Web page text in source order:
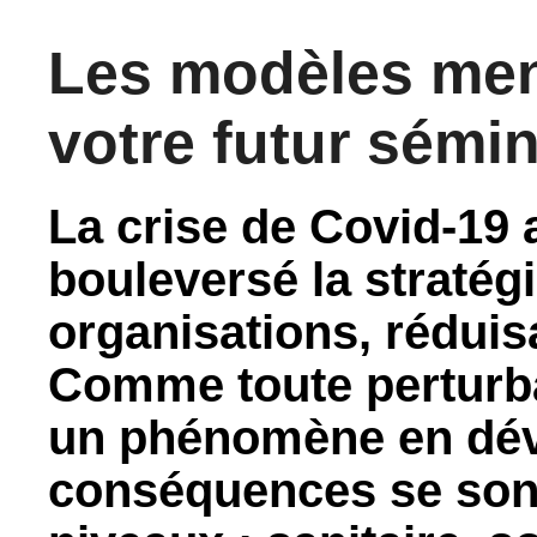
Les modèles
votre futur
La crise de Covid-19
bouleversé la
organisations,
Comme toute
un phénomène en
conséquences se